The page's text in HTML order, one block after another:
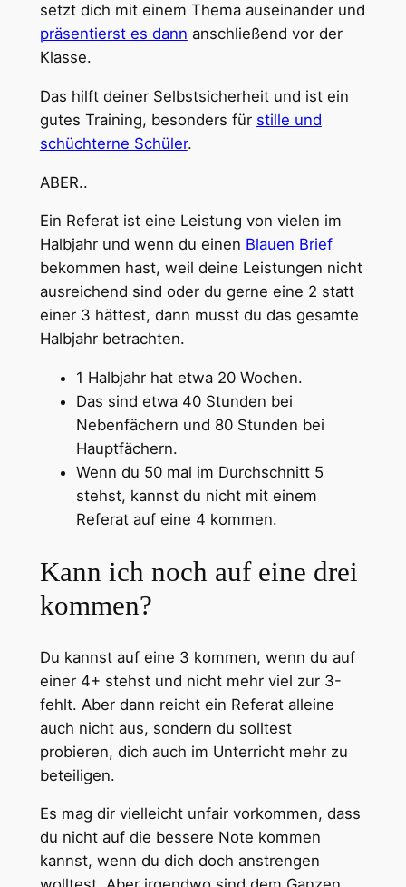
setzt dich mit einem Thema auseinander und
präsentierst es dann anschließend vor der
Klasse.
Das hilft deiner Selbstsicherheit und ist ein
gutes Training, besonders für stille und
schüchterne Schüler.
ABER..
Ein Referat ist eine Leistung von vielen im
Halbjahr und wenn du einen Blauen Brief
bekommen hast, weil deine Leistungen nicht
ausreichend sind oder du gerne eine 2 statt
einer 3 hättest, dann musst du das gesamte
Halbjahr betrachten.
1 Halbjahr hat etwa 20 Wochen.
Das sind etwa 40 Stunden bei
Nebenfächern und 80 Stunden bei
Hauptfächern.
Wenn du 50 mal im Durchschnitt 5
stehst, kannst du nicht mit einem
Referat auf eine 4 kommen.
Kann ich noch auf eine drei
kommen?
Du kannst auf eine 3 kommen, wenn du auf
einer 4+ stehst und nicht mehr viel zur 3-
fehlt. Aber dann reicht ein Referat alleine
auch nicht aus, sondern du solltest
probieren, dich auch im Unterricht mehr zu
beteiligen.
Es mag dir vielleicht unfair vorkommen, dass
du nicht auf die bessere Note kommen
kannst, wenn du dich doch anstrengen